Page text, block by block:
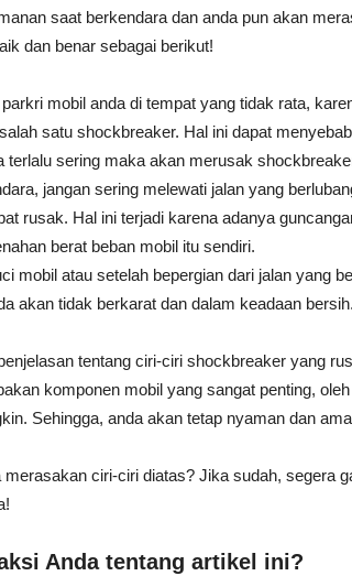
saat berkendara dan anda pun akan
dan benar sebagai berikut!
mobil anda di tempat yang tidak rata,
satu shockbreaker. Hal ini dapat
terlalu sering maka akan merusak
jangan sering melewati jalan yang
rusak. Hal ini terjadi karena adanya
berat beban mobil itu sendiri.
mobil atau setelah bepergian dari jalan yang
akan tidak berkarat dan dalam keadaan bersih.
tentang ciri-ciri shockbreaker yang
komponen mobil yang sangat penting,
Sehingga, anda akan tetap nyaman dan
ciri-ciri diatas? Jika sudah, segera
Anda tentang artikel ini?